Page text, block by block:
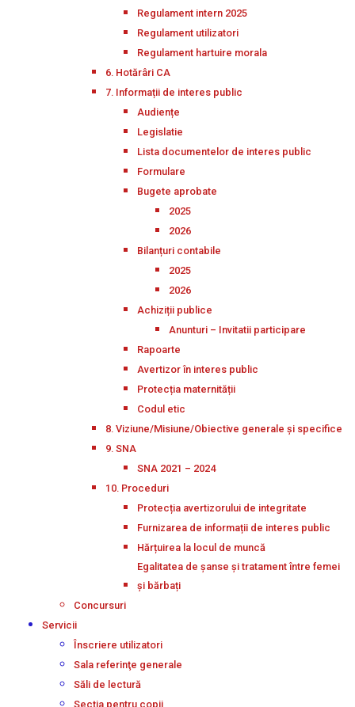
Regulament intern 2025
Regulament utilizatori
Regulament hartuire morala
6. Hotărâri CA
7. Informații de interes public
Audiențe
Legislatie
Lista documentelor de interes public
Formulare
Bugete aprobate
2025
2026
Bilanțuri contabile
2025
2026
Achiziții publice
Anunturi – Invitatii participare
Rapoarte
Avertizor în interes public
Protecția maternității
Codul etic
8. Viziune/Misiune/Obiective generale și specifice
9. SNA
SNA 2021 – 2024
10. Proceduri
Protecția avertizorului de integritate
Furnizarea de informații de interes public
Hărțuirea la locul de muncă
Egalitatea de șanse și tratament între femei
și bărbați
Concursuri
Servicii
Înscriere utilizatori
Sala referinţe generale
Săli de lectură
Secţia pentru copii